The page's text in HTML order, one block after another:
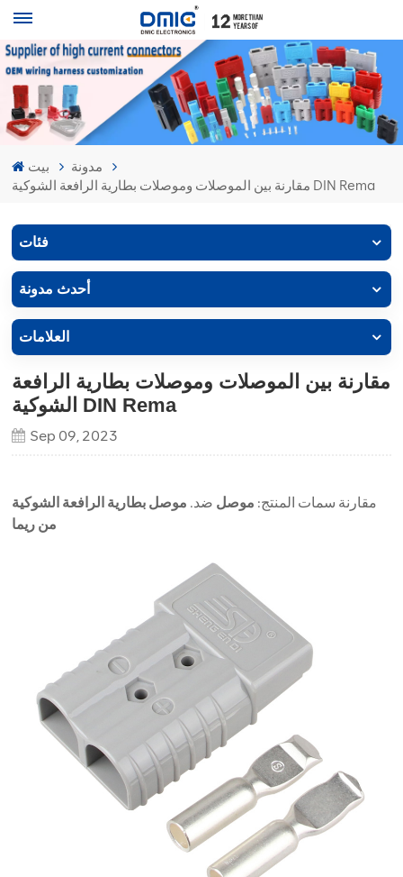
بيت
مدونة
مقارنة بين الموصلات وموصلات بطارية الرافعة الشوكية DIN Rema
فئات
أحدث مدونة
العلامات
مقارنة بين الموصلات وموصلات بطارية الرافعة
الشوكية DIN Rema
Sep 09, 2023
مقارنة سمات المنتج: موصل ضد. موصل بطارية الرافعة الشوكية
من ريما